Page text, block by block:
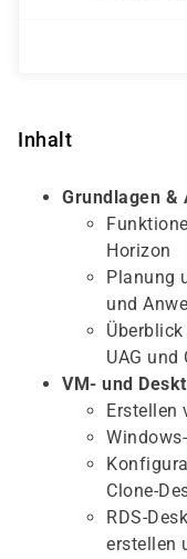
Inhalt
Grundlagen &
Horizon
Planung
und
UAG
VM- und
Erstellen
Clone-
RDS-
erstellen